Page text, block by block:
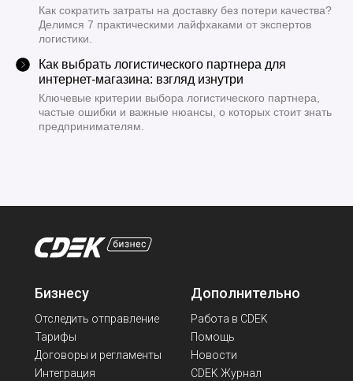
Как сократить затраты на доставку без потери качества?
Делимся 7 практическими лайфхаками от экспертов
логистики.
Как выбрать логистического партнера для
интернет-магазина: взгляд изнутри
Ключевые критерии выбора логистического партнера,
частые ошибки и важные нюансы, о которых стоит знать
предпринимателям.
Бизнесу Дополнительно
Отследить отправление
Тарифы
Договоры и регламенты
Интеграция
Работа в CDEK
Помощь
Новости
CDEK Журнал